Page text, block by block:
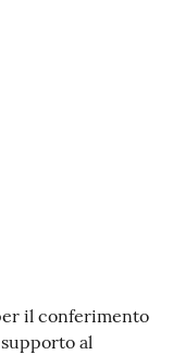
il conferimento
al